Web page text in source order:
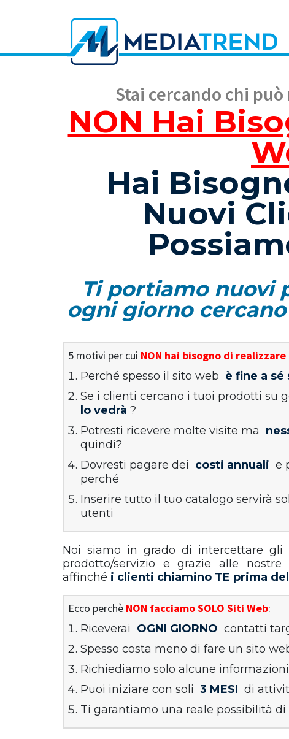
Stai cercando chi
NON Hai
Hai
Nuovi
Ti portiamo nuovi
ogni giorno
5 motivi per cui NON hai bisogno di
Perché spesso il sito web è fine a sé
Se i clienti cercano i tuoi prodotti su
lo vedrà ?
Potresti ricevere molte visite ma
quindi?
Dovresti pagare dei costi annuali e
perché
Inserire tutto il tuo catalogo servirà
utenti
Noi siamo in grado di intercettare
prodotto/servizio e grazie alle
affinché i clienti chiamino TE prima
Ecco perchè NON facciamo SOLO Siti Web:
Riceverai OGNI GIORNO contatti
Spesso costa meno di fare un sito
Richiediamo solo alcune
Puoi iniziare con soli 3 MESI di
Ti garantiamo una reale possibilità di